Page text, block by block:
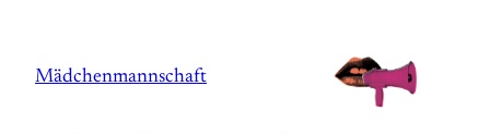
springen
Mädchenmannschaft